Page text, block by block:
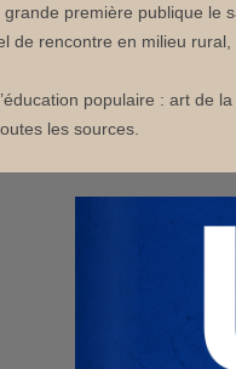
première publique le
de rencontre en milieu
populaire : art de
les sources.